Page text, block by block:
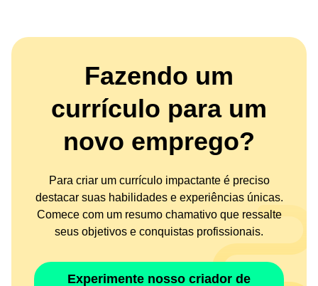
Fazendo um
currículo para um
novo emprego?
Para criar um currículo impactante é preciso
destacar suas habilidades e experiências únicas.
Comece com um resumo chamativo que ressalte
seus objetivos e conquistas profissionais.
Experimente nosso criador de